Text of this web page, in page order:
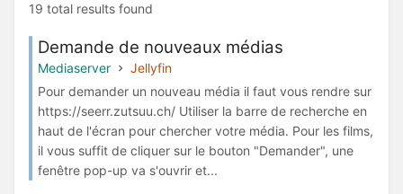
19 total results found
Demande de nouveaux médias
Mediaserver
Jellyfin
Pour demander un nouveau média il faut vous rendre sur
https://seerr.zutsuu.ch/ Utiliser la barre de recherche en
haut de l'écran pour chercher votre média. Pour les films,
il vous suffit de cliquer sur le bouton "Demander", une
fenêtre pop-up va s'ouvrir et...